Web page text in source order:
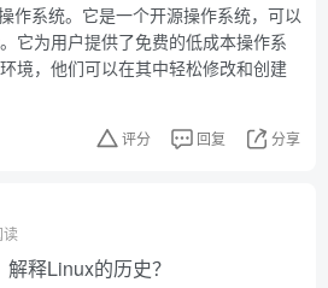
作系统。它是一个开源操作系统，可以
它为用户提供了免费的低成本操作系
境，他们可以在其中轻松修改和创建
评分 回复 分享
读
释Linux的历史？